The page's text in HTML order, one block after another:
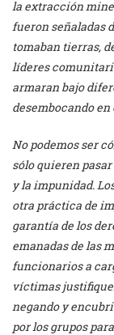
la extracción
fueron señaladas
tomaban tierras,
líderes
armaran bajo
desembocando
No podemos ser
sólo quieren
y la impunidad.
otra práctica de
garantía de los
emanadas de las
funcionarios a
víctimas
negando y
por los grupos